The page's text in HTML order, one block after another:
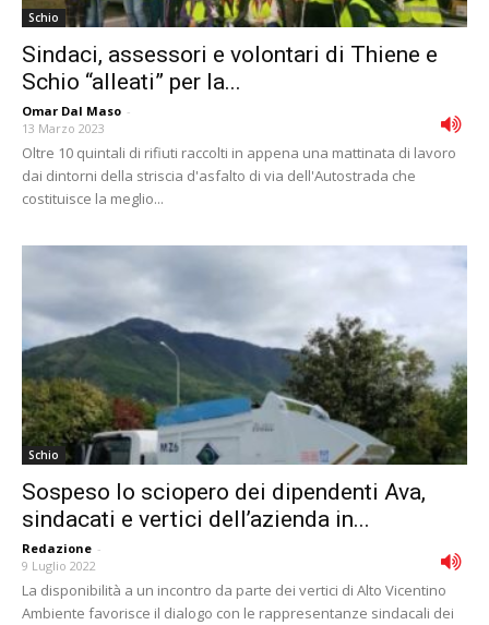
Schio
Sindaci, assessori e volontari di Thiene e
Schio “alleati” per la...
Omar Dal Maso -
13 Marzo 2023
Oltre 10 quintali di rifiuti raccolti in appena una mattinata di lavoro
dai dintorni della striscia d'asfalto di via dell'Autostrada che
costituisce la meglio...
Schio
Sospeso lo sciopero dei dipendenti Ava,
sindacati e vertici dell’azienda in...
Redazione -
9 Luglio 2022
La disponibilità a un incontro da parte dei vertici di Alto Vicentino
Ambiente favorisce il dialogo con le rappresentanze sindacali dei